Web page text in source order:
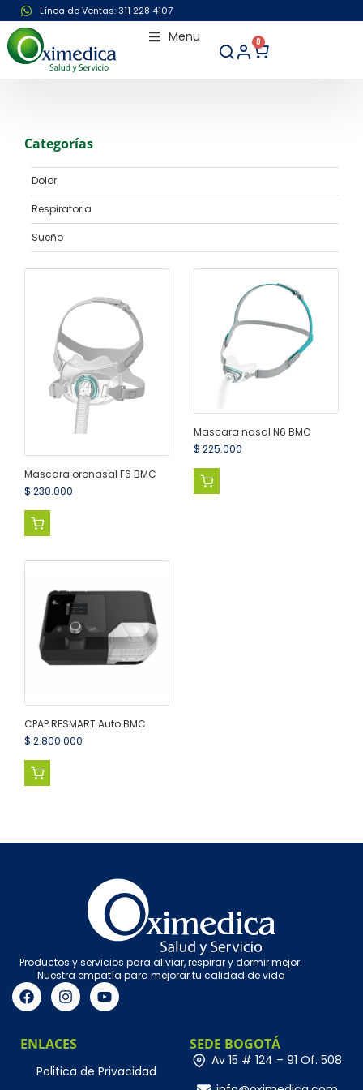
Línea de Ventas: 311 228 4107
Menu 0
Categorías
Dolor
Respiratoria
Sueño
Mascara oronasal F6 BMC
$ 230.000
Mascara nasal N6 BMC
$ 225.000
CPAP RESMART Auto BMC
$ 2.800.000
Productos y servicios para aliviar, respirar y dormir mejor.
Nuestra empatía para mejorar tu calidad de vida
ENLACES
Politica de Privacidad
SEDE BOGOTÁ
Av 15 # 124 – 91 Of. 508